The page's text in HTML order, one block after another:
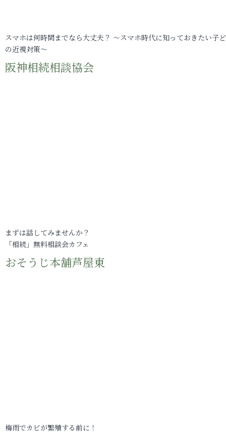
スマホは何時間までなら大丈夫？ ～スマホ時代に知っておきたい子
の近視対策～
阪神相続相談協会
まずは話してみませんか？
「相続」無料相談会カフェ
おそうじ本舗芦屋東
梅雨でカビが繁殖する前に！